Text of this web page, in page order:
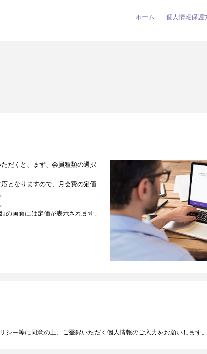
ホーム 個人情報保護
だくと、まず、会員種類の選択
となりますので、月会費の定価
画面には定価が表示されます。
ー等に同意の上、ご登録いただく個人情報のご入力をお願いします。